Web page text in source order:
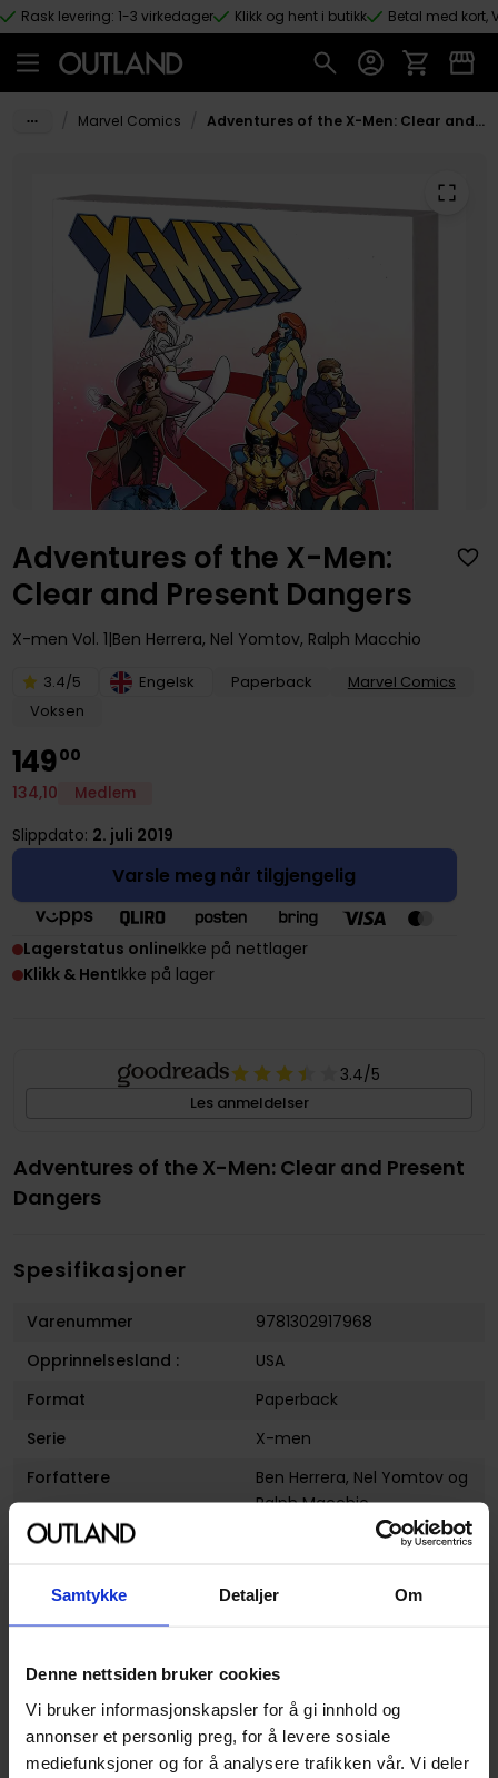
Samtykke Detaljer Om
Denne nettsiden bruker cookies
Vi bruker informasjonskapsler for å gi innhold og
annonser et personlig preg, for å levere sosiale
mediefunksjoner og for å analysere trafikken vår. Vi deler
Hopp til hovedinnhold
Rask levering: 1-3 virkedager Klikk og hent i butikk Betal med kort,
Marvel Comics Adventures of the X-Men: Clear and Present Dangers
Adventures of the X-Men:
Clear and Present Dangers
X-men Vol. 1 Ben Herrera, Nel Yomtov, Ralph Macchio
3.4/5 Engelsk Paperback
Marvel Comics
Voksen
14900
134,10 Medlem
Slippdato: 2. juli 2019
Varsle meg når tilgjengelig
Lagerstatus onlineIkke på nettlager
Klikk & HentIkke på lager
3.4/5
Les anmeldelser
Adventures of the X-Men: Clear and Present
Dangers
Spesifikasjoner
Varenummer
9781302917968
Opprinnelsesland :
USA
Format
Paperback
Serie
X-men
Forfattere
Ben Herrera, Nel Yomtov og
Ralph Macchio
Sjanger
Antall Sider
(dd.mm.yyyy)
02.07.2019
Volum
1